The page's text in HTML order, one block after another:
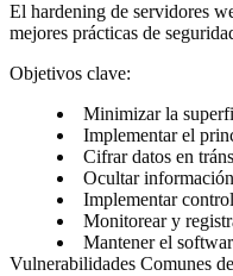
El hardening de servidores
mejores prácticas de
Objetivos clave:
Minimizar la
Implementar el
Cifrar datos en
Ocultar
Implementar
Monitorear y
Mantener el
Vulnerabilidades Comunes